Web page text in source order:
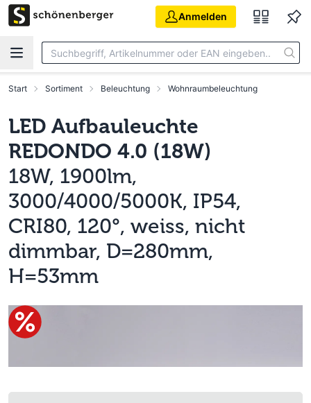
Zum Hauptinhalt springen
Anmelden
Start Sortiment Beleuchtung Wohnraumbeleuchtung
LED Aufbauleuchte
REDONDO 4.0 (18W)
18W, 1900lm,
3000/4000/5000K, IP54,
CRI80, 120°, weiss, nicht
dimmbar, D=280mm,
H=53mm